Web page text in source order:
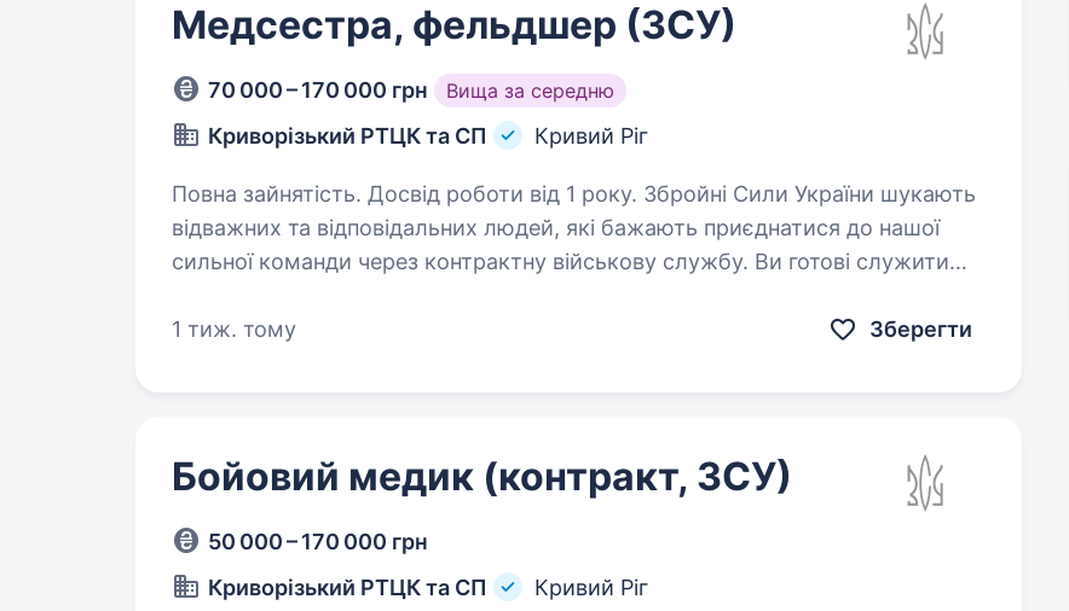
Медсестра, фельдшер (ЗСУ)
70 000 – 170 000 грн Вища за середню
Криворізький РТЦК та СП Кривий Ріг
Повна зайнятість. Досвід роботи від 1 року. Збройні Сили України шукають
відважних та відповідальних людей, які бажають приєднатися до нашої
сильної команди через контрактну військову службу. Ви готові служити
1 тиж. тому
Зберегти
Бойовий медик (контракт, ЗСУ)
50 000 – 170 000 грн
Криворізький РТЦК та СП
Кривий Ріг